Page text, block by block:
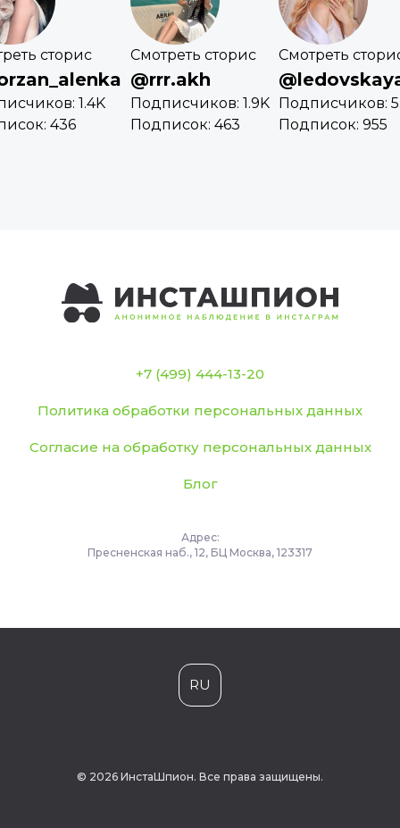
сторис
1.4K
436
Смотреть сторис
@rrr.akh
Подписчиков: 1.9K
Подписок: 463
Смотреть
Подписчиков:
Подписок: 955
+7 (499) 444-13-20
Политика обработки персональных данных
Согласие на обработку персональных данных
Блог
Адрес:
Пресненская наб., 12, БЦ Москва, 123317
RU
© 2026 ИнстаШпион. Все права защищены.